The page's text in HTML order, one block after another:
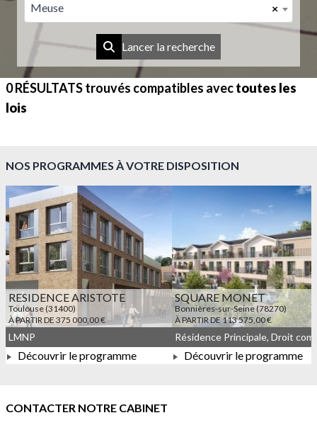
×
Meuse
Lancer la recherche
0 RÉSULTATStrouvés compatibles avectoutes les
lois
NOS PROGRAMMES À VOTRE DISPOSITION
RESIDENCE ARISTOTE
Toulouse (31400)
À PARTIR DE 375 000,00 €
À PARTIR DE 375 000,00 €
LMNP
Découvrir le programme
SQUARE MONET
Bonnières-sur-Seine (78270)
À PARTIR DE 113 575,00 €
Découvrir le programme
CONTACTER NOTRE CABINET